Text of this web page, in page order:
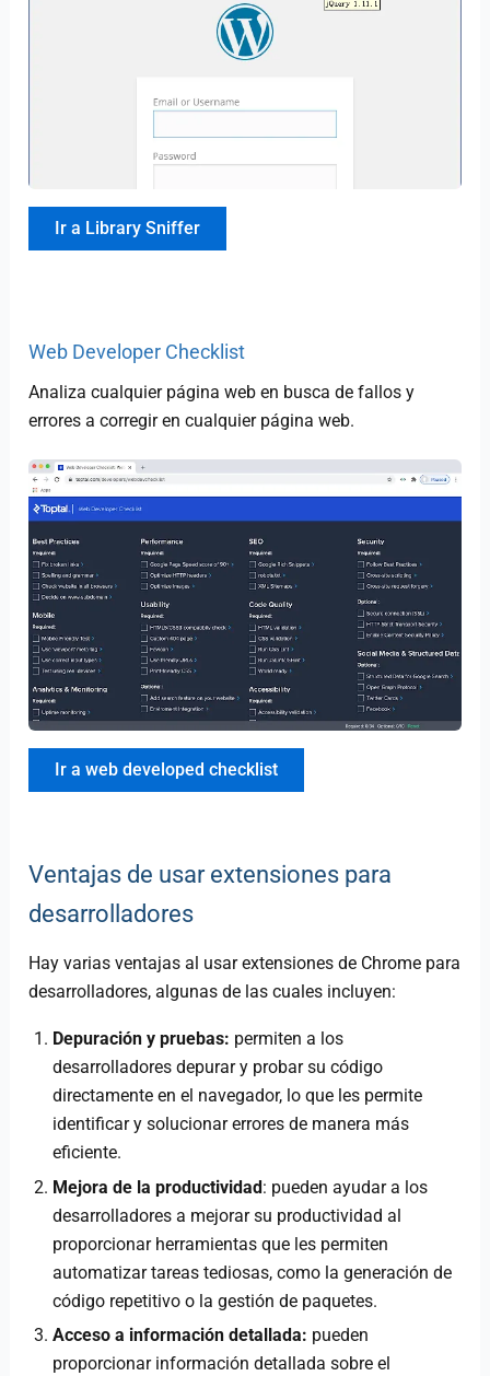
Ir a Library Sniffer
Web Developer Checklist
Analiza cualquier página web en busca de fallos y
errores a corregir en cualquier página web.
Ir a web developed checklist
Ventajas de usar extensiones para
desarrolladores
Hay varias ventajas al usar extensiones de Chrome para
desarrolladores, algunas de las cuales incluyen:
Depuración y pruebas: permiten a los
desarrolladores depurar y probar su código
directamente en el navegador, lo que les permite
identificar y solucionar errores de manera más
eficiente.
Mejora de la productividad: pueden ayudar a los
desarrolladores a mejorar su productividad al
proporcionar herramientas que les permiten
automatizar tareas tediosas, como la generación de
código repetitivo o la gestión de paquetes.
Acceso a información detallada: pueden
proporcionar información detallada sobre el